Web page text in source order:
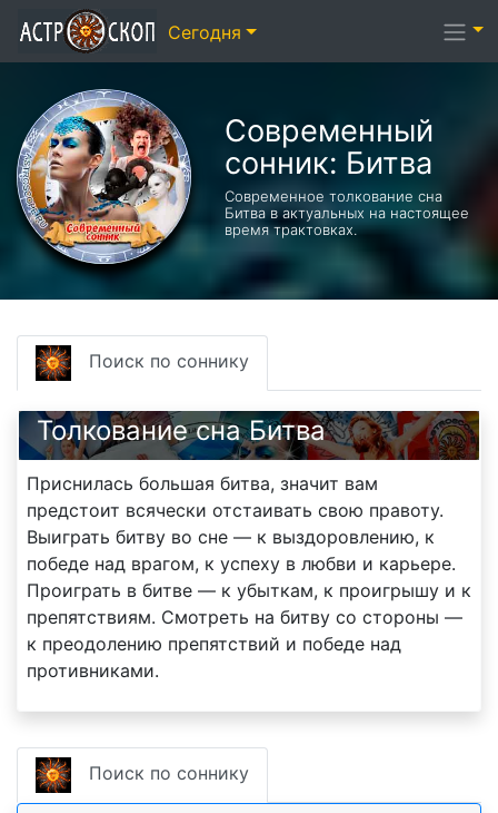
Современный
сонник: Битва
Современное толкование сна
Битва в актуальных на настоящее
время трактовках.
Поиск по соннику
Толкование сна Битва
Приснилась большая битва, значит вам
предстоит всячески отстаивать свою правоту.
Выиграть битву во сне — к выздоровлению, к
победе над врагом, к успеху в любви и карьере.
Проиграть в битве — к убыткам, к проигрышу и к
препятствиям. Смотреть на битву со стороны —
к преодолению препятствий и победе над
противниками.
Поиск по соннику
Сегодня